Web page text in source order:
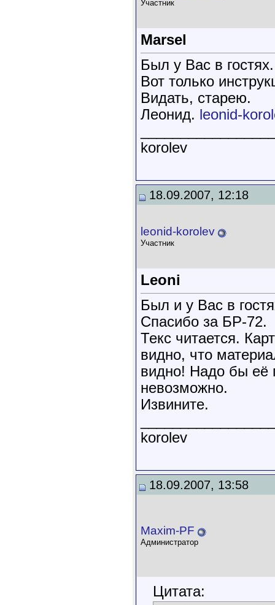
Участник
Marsel
Был у Вас в
Вот только
Видать, старею.
Леонид. leonid-
korolev
18.09.2007, 12:18
leonid-korolev
Участник
Leoni
Был и у Вас в
Спасибо за БР-72.
Текс читается.
видно, что
видно! Надо бы её
невозможно.
Извините.
korolev
18.09.2007, 13:58
Maxim-PF
Администратор
Цитата: